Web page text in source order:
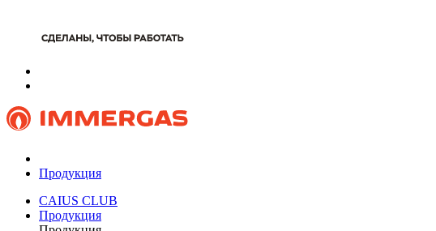
Продукция
CAIUS CLUB
Продукция